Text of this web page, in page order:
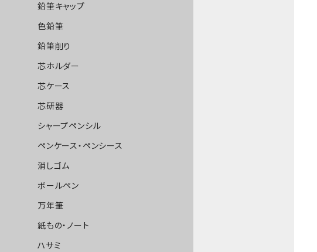
鉛筆キャップ
色鉛筆
鉛筆削り
芯ホルダー
芯ケース
芯研器
シャープペンシル
ペンケース・ペンシース
消しゴム
ボールペン
万年筆
紙もの・ノート
ハサミ